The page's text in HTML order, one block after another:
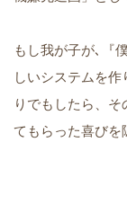
もし我が子が､『
しいシステムを
りでもしたら、
てもらった喜びを